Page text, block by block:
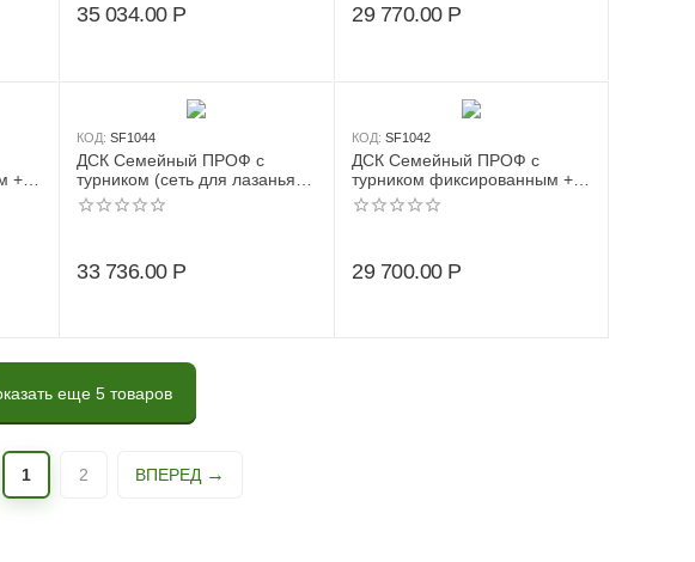
35 034.00 Р 29 770.00 Р
+
КОД: SF1044
ДСК Семейный ПРОФ с
турником (сеть для лазанья +
вер. лестница + канат +
кольца)
33 736.00 Р
КОД: SF1042
ДСК Семейный ПРОФ с
турником фиксированным +
сеть для лазанья
29 700.00 Р
еще 5 товаров
1 2 ВПЕРЕД